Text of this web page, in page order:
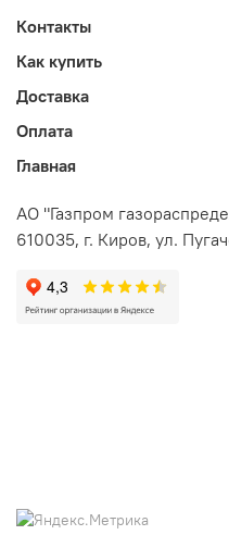
Контакты
Как купить
Доставка
Оплата
Главная
АО "Газпром
610035, г. Киров, ул.